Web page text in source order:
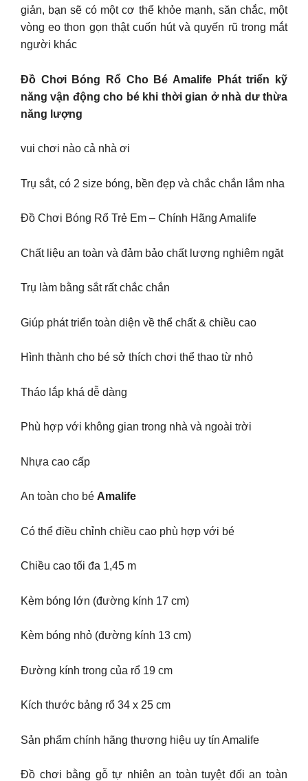
giản, bạn sẽ có một cơ thể khỏe mạnh, săn chắc, một
vòng eo thon gọn thật cuốn hút và quyến rũ trong mắt
người khác
Đồ Chơi Bóng Rổ Cho Bé Amalife Phát triển kỹ
năng vận động cho bé khi thời gian ở nhà dư thừa
năng lượng
vui chơi nào cả nhà ơi
Trụ sắt, có 2 size bóng, bền đẹp và chắc chắn lắm nha
Đồ Chơi Bóng Rổ Trẻ Em – Chính Hãng Amalife
Chất liệu an toàn và đảm bảo chất lượng nghiêm ngặt
Trụ làm bằng sắt rất chắc chắn
Giúp phát triển toàn diện về thể chất & chiều cao
Hình thành cho bé sở thích chơi thể thao từ nhỏ
Tháo lắp khá dễ dàng
Phù hợp với không gian trong nhà và ngoài trời
Nhựa cao cấp
An toàn cho bé Amalife
Có thể điều chỉnh chiều cao phù hợp với bé
Chiều cao tối đa 1,45 m
Kèm bóng lớn (đường kính 17 cm)
Kèm bóng nhỏ (đường kính 13 cm)
Đường kính trong của rổ 19 cm
Kích thước bảng rổ 34 x 25 cm
Sản phẩm chính hãng thương hiệu uy tín Amalife
Đồ chơi bằng gỗ tự nhiên an toàn tuyệt đối an toàn